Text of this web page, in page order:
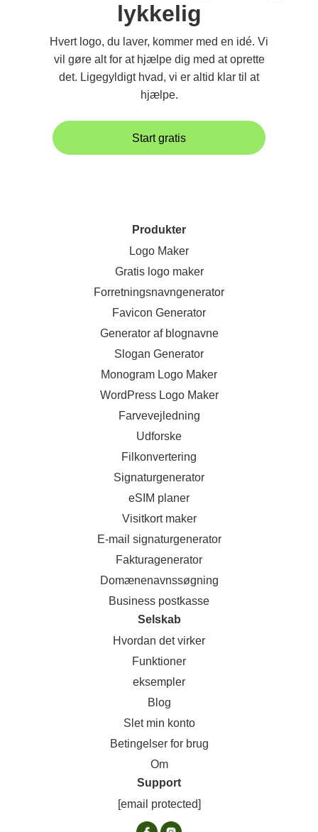
lykkelig
Hvert logo, du laver, kommer med en idé. Vi
vil gøre alt for at hjælpe dig med at oprette
det. Ligegyldigt hvad, vi er altid klar til at
hjælpe.
Start gratis
Produkter
Logo Maker
Gratis logo maker
Forretningsnavngenerator
Favicon Generator
Generator af blognavne
Slogan Generator
Monogram Logo Maker
WordPress Logo Maker
Farvevejledning
Udforske
Filkonvertering
Signaturgenerator
eSIM planer
Visitkort maker
E-mail signaturgenerator
Fakturagenerator
Domænenavnssøgning
Business postkasse
Selskab
Hvordan det virker
Funktioner
eksempler
Blog
Slet min konto
Betingelser for brug
Om
Support
[email protected]